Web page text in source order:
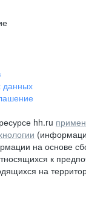
данных
hh.ru
на основе
к
на